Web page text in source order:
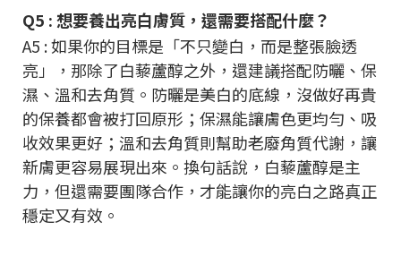
Q5 : 想要養出亮白膚質，還需要搭配什麼？
A5 : 如果你的目標是「不只變白，而是整張臉透
亮」，那除了白藜蘆醇之外，還建議搭配防曬、保
濕、溫和去角質。防曬是美白的底線，沒做好再貴
的保養都會被打回原形；保濕能讓膚色更均勻、吸
收效果更好；溫和去角質則幫助老廢角質代謝，讓
新膚更容易展現出來。換句話說，白藜蘆醇是主
力，但還需要團隊合作，才能讓你的亮白之路真正
穩定又有效。